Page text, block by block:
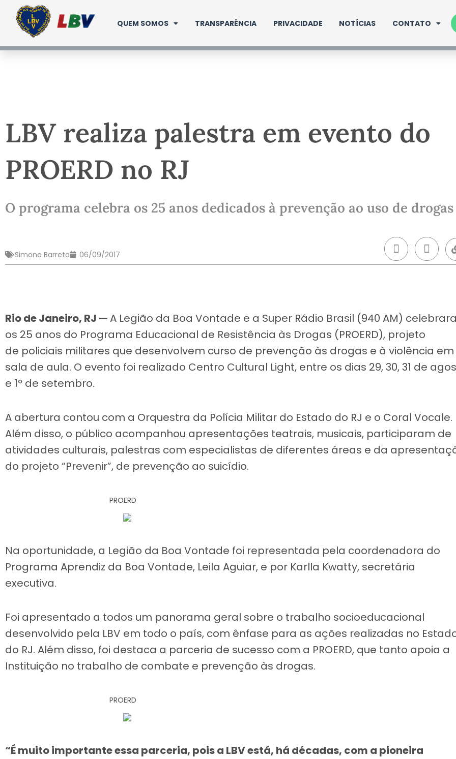
QUEM SOMOS TRANSPARÊNCIA PRIVACIDADE NOTÍCIAS CONTATO
LBV realiza palestra em evento do
PROERD no RJ
O programa celebra os 25 anos dedicados à prevenção ao uso de drogas
Simone Barreto 06/09/2017
Rio de Janeiro, RJ —A Legião da Boa Vontade e a Super Rádio Brasil (940 AM)
os 25 anos do Programa Educacional de Resistência às Drogas (PROERD), projeto
de policiais militares que desenvolvem curso de prevenção às drogas e à violência em
sala de aula. O evento foi realizado Centro Cultural Light, entre os dias 29, 30, 31 de
e 1º de setembro.
A abertura contou com a Orquestra da Polícia Militar do Estado do RJ e o Coral Vocale.
Além disso, o público acompanhou apresentações teatrais, musicais, participaram de
atividades culturais, palestras com especialistas de diferentes áreas e da
do projeto “Prevenir”, de prevenção ao suicídio.
PROERD
Na oportunidade, a Legião da Boa Vontade foi representada pela coordenadora do
Programa Aprendiz da Boa Vontade, Leila Aguiar, e por Karlla Kwatty, secretária
executiva.
Foi apresentado a todos um panorama geral sobre o trabalho socioeducacional
desenvolvido pela LBV em todo o país, com ênfase para as ações realizadas no
do RJ. Além disso, foi destaca a parceria de sucesso com a PROERD, que tanto apoia a
Instituição no trabalho de combate e prevenção às drogas.
PROERD
“É muito importante essa parceria, pois a LBV está, há décadas, com a pioneira